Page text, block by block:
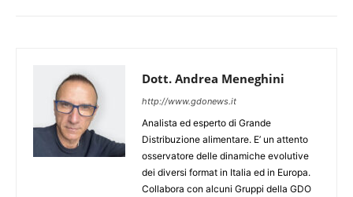
Dott. Andrea Meneghini
http://www.gdonews.it
Analista ed esperto di Grande
Distribuzione alimentare. E’ un attento
osservatore delle dinamiche evolutive
dei diversi format in Italia ed in Europa.
Collabora con alcuni Gruppi della GDO